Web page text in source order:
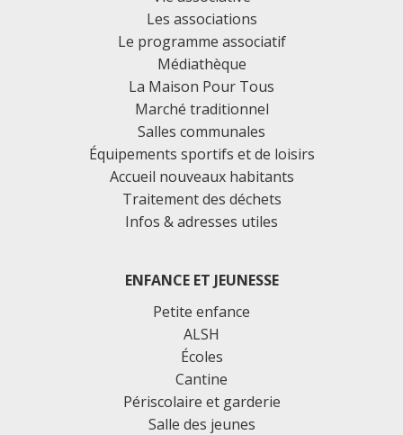
Les associations
Le programme associatif
Médiathèque
La Maison Pour Tous
Marché traditionnel
Salles communales
Équipements sportifs et de loisirs
Accueil nouveaux habitants
Traitement des déchets
Infos & adresses utiles
ENFANCE ET JEUNESSE
Petite enfance
ALSH
Écoles
Cantine
Périscolaire et garderie
Salle des jeunes